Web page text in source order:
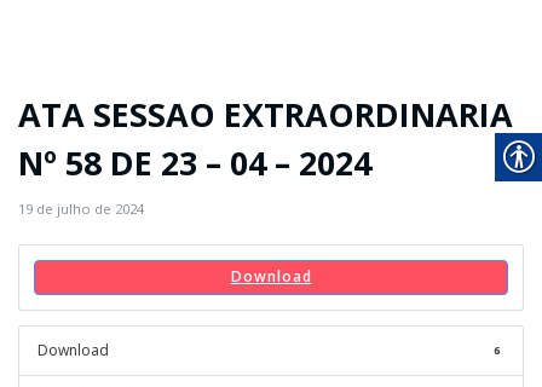
ATA SESSAO EXTRAORDINARIA
Nº 58 DE 23 – 04 – 2024
19 de julho de 2024
Download
Download 6